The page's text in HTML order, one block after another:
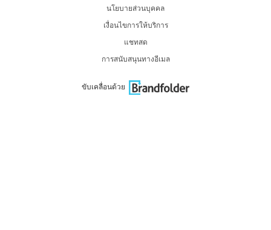
นโยบายส่วนบุคคล
เงื่อนไขการให้บริการ
แชทสด
การสนับสนุนทางอีเมล
ขับเคลื่อนด้วย